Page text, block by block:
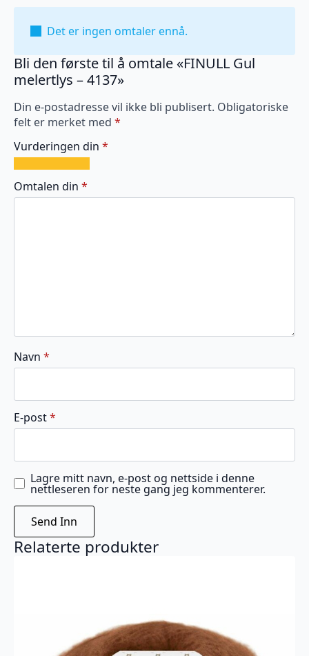
Det er ingen omtaler ennå.
Bli den første til å omtale «FINULL Gul
melertlys – 4137»
Din e-postadresse vil ikke bli publisert. Obligatoriske
felt er merket med *
Vurderingen din *
av
5
av
5
av
5
av
5
av
5
Omtalen din *
Navn *
E-post*
Lagre mitt navn, e-post og nettside i denne
nettleseren for neste gang jeg kommenterer.
Relaterte produkter